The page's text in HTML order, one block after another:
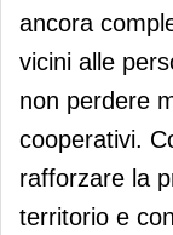
ancora
vicini alle
non perdere
cooperativi.
rafforzare la
territorio e